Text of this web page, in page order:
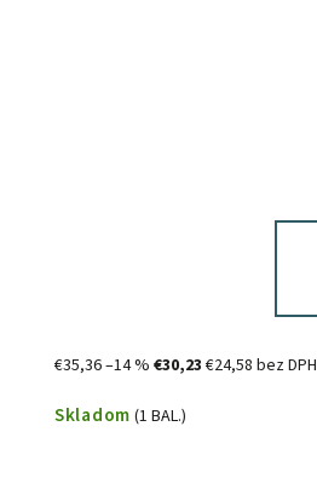
€35,36–14 %€30,23€24,58 bez DPH
Skladom (1 BAL.)